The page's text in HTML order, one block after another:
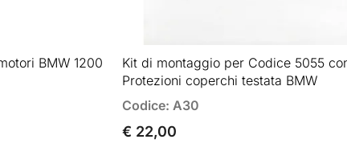
BMW 1200
Kit di montaggio per Codice 5055
Protezioni coperchi testata BMW
Codice: A30
€ 22,00